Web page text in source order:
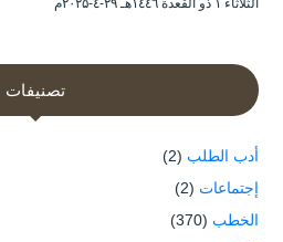
الثلاثاء ۱ ذو القعدة ۱٤٤٦هـ ۲۹-٤-۲۰۲۵م
تصنيفات
أدب الطلب (2)
إجتماعات (2)
الخطب (370)